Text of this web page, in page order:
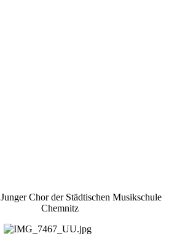
Junger Chor der Städtischen Musikschule
Chemnitz